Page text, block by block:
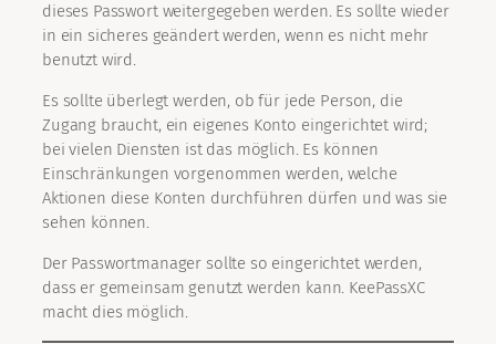
dieses Passwort weitergegeben werden. Es sollte wieder
in ein sicheres geändert werden, wenn es nicht mehr
benutzt wird.
Es sollte überlegt werden, ob für jede Person, die
Zugang braucht, ein eigenes Konto eingerichtet wird;
bei vielen Diensten ist das möglich. Es können
Einschränkungen vorgenommen werden, welche
Aktionen diese Konten durchführen dürfen und was sie
sehen können.
Der Passwortmanager sollte so eingerichtet werden,
dass er gemeinsam genutzt werden kann. KeePassXC
macht dies möglich.